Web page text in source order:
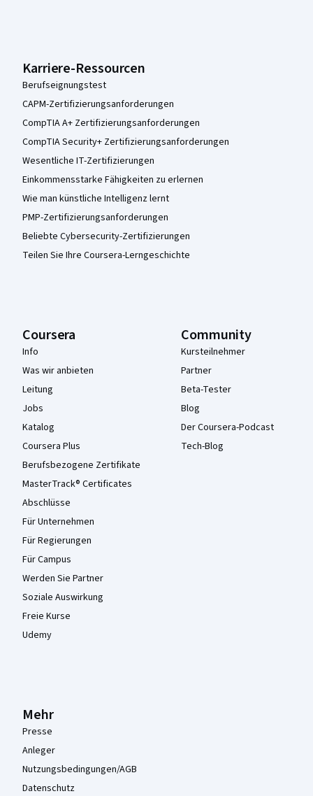
Karriere-Ressourcen
Berufseignungstest
CAPM-Zertifizierungsanforderungen
CompTIA A+ Zertifizierungsanforderungen
CompTIA Security+ Zertifizierungsanforderungen
Wesentliche IT-Zertifizierungen
Einkommensstarke Fähigkeiten zu erlernen
Wie man künstliche Intelligenz lernt
PMP-Zertifizierungsanforderungen
Beliebte Cybersecurity-Zertifizierungen
Teilen Sie Ihre Coursera-Lerngeschichte
Coursera
Info
Was wir anbieten
Leitung
Jobs
Katalog
Coursera Plus
Berufsbezogene Zertifikate
MasterTrack® Certificates
Abschlüsse
Für Unternehmen
Für Regierungen
Für Campus
Werden Sie Partner
Soziale Auswirkung
Freie Kurse
Udemy
Community
Kursteilnehmer
Partner
Beta-Tester
Blog
Der Coursera-Podcast
Tech-Blog
Mehr
Presse
Anleger
Nutzungsbedingungen/AGB
Datenschutz